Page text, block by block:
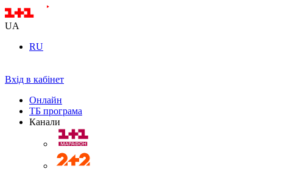
UA
RU
Вхід в кабінет
Онлайн
ТБ програма
Канали